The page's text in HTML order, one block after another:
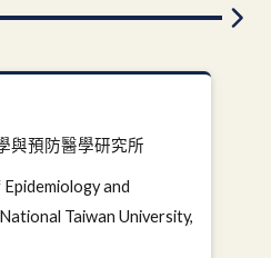
與預防醫學研究所
and
Taiwan University,